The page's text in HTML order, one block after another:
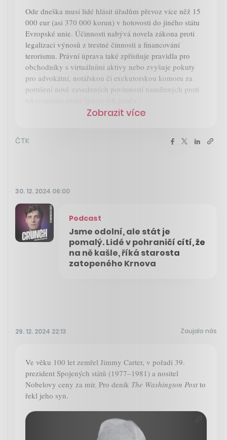
Ode dneška musí lidé hlásit úřadům převoz více něž 15
000 eur (asi 370 000 korun) v hotovosti do jiného státu
Evropské unie. Účinnosti nabývá novela zákona proti
legalizaci výnosů z trestné činnosti a financování
terorismu. Právní úprava také zpřísňuje pravidla pro
obchodníky s virtuálními aktivy nebo zvyšuje pokuty
pro advokátní, notářskou či exekutorskou komoru za
porušení nově zavedených povinností namířených proti
Zobrazit více
ČTK
30. 12. 2024 06:00
Podcast
Jsme odolní, ale stát je
pomalý. Lidé v pohraničí cítí, že
na ně kašle, říká starosta
zatopeného Krnova
29. 12. 2024 22:13 Zaujalo nás
Ve věku 100 let zemřel Jimmy Carter, v pořadí 39.
prezident Spojených států (1977–1981) a nositel
Nobelovy ceny za mír. Pro deník The Washington Post to
řekl jeho syn.